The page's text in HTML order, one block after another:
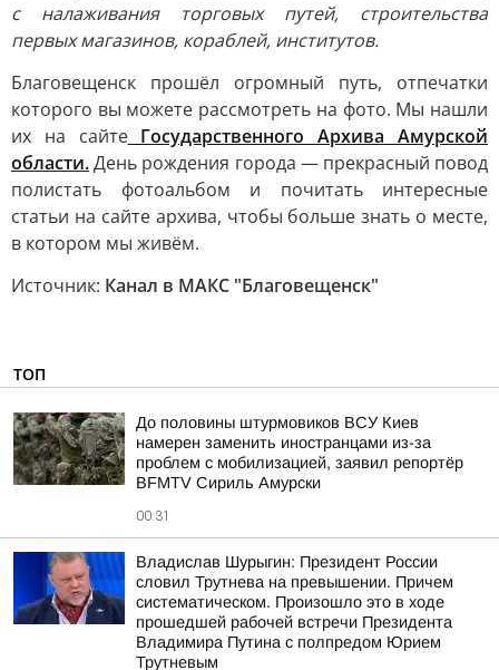
с налаживания торговых путей, строительства
первых магазинов, кораблей, институтов.
Благовещенск прошёл огромный путь, отпечатки
которого вы можете рассмотреть на фото. Мы нашли
их на сайтеГосударственного Архива Амурской
области.День рождения города — прекрасный повод
полистать фотоальбом и почитать интересные
статьи на сайте архива, чтобы больше знать о месте,
в котором мы живём.
Источник: Канал в МАКС "Благовещенск"
ТОП
До половины штурмовиков ВСУ Киев
намерен заменить иностранцами из-за
проблем с мобилизацией, заявил репортёр
BFMTV Сириль Амурски
00:31
Владислав Шурыгин: Президент России
словил Трутнева на превышении. Причем
систематическом. Произошло это в ходе
прошедшей рабочей встречи Президента
Владимира Путина с полпредом Юрием
Трутневым